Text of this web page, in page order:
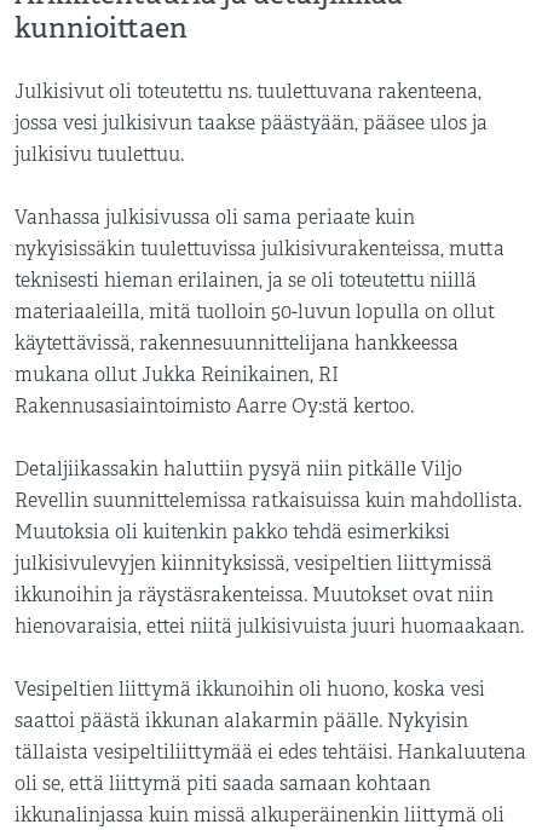
kunnioittaen
Julkisivut oli toteutettu ns. tuulettuvana rakenteena,
jossa vesi julkisivun taakse päästyään, pääsee ulos ja
julkisivu tuulettuu.
Vanhassa julkisivussa oli sama periaate kuin
nykyisissäkin tuulettuvissa julkisivurakenteissa, mutta
teknisesti hieman erilainen, ja se oli toteutettu niillä
materiaaleilla, mitä tuolloin 50-luvun lopulla on ollut
käytettävissä, rakennesuunnittelijana hankkeessa
mukana ollut Jukka Reinikainen, RI
Rakennusasiaintoimisto Aarre Oy:stä kertoo.
Detaljiikassakin haluttiin pysyä niin pitkälle Viljo
Revellin suunnittelemissa ratkaisuissa kuin mahdollista.
Muutoksia oli kuitenkin pakko tehdä esimerkiksi
julkisivulevyjen kiinnityksissä, vesipeltien liittymissä
ikkunoihin ja räystäsrakenteissa. Muutokset ovat niin
hienovaraisia, ettei niitä julkisivuista juuri huomaakaan.
Vesipeltien liittymä ikkunoihin oli huono, koska vesi
saattoi päästä ikkunan alakarmin päälle. Nykyisin
tällaista vesipeltiliittymää ei edes tehtäisi. Hankaluutena
oli se, että liittymä piti saada samaan kohtaan
ikkunalinjassa kuin missä alkuperäinenkin liittymä oli